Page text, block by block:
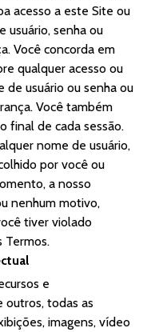
acesso a este Site ou
usuário, senha ou
Você concorda em
qualquer acesso ou
de usuário ou senha ou
Você também
final de cada sessão.
nome de usuário,
por você ou
a nosso
nenhum motivo,
tiver violado
Termos.
e
outros, todas as
imagens, vídeo